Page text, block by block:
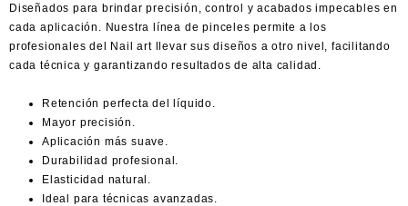
Diseñados para brindar precisión, control y acabados impecables en
cada aplicación. Nuestra línea de pinceles permite a los
profesionales del Nail art llevar sus diseños a otro nivel, facilitando
cada técnica y garantizando resultados de alta calidad.
Retención perfecta del líquido.
Mayor precisión.
Aplicación más suave.
Durabilidad profesional.
Elasticidad natural.
Ideal para técnicas avanzadas.